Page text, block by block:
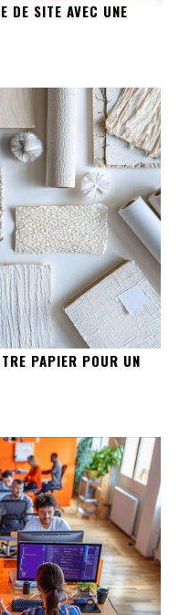
DE SITE AVEC UNE
PAPIER POUR UN